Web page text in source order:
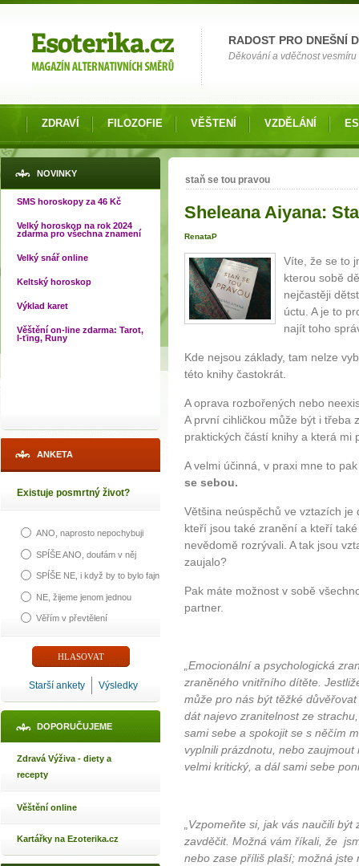
RADOST PRO DNEŠNÍ
Děkování a vděčnost
ZDRAVÍ FILOZOFIE VĚŠTENÍ VZDĚLÁNÍ
NOVINKY
SMS horoskopy za 46 Kč
Velký horoskop na rok 2024
zdarma pro všechna znamení
Velký snář online
Keltský horoskop
Výklad karet
Věštění on-line zdarma: Tarot,
I-ťing, Runy
ANKETA
Existuje posmrtný život?
ANO, naprosto nepochybuji
SPÍŠE ANO, doufám v něj
SPÍŠE NE, i když by to bylo fajn
NE, žijeme jenom jednou
Věřím v převtělení
Starší ankety Výsledky
DOPORUČUJEME
Zdravá Výživa - diety a
recepty
Věštění online
Kartářky na Ezoterika.cz
Jste zde
staň se tou pravou
Sheleana Aiyana:
RenataP
Víte, že se to
kterou sobě
nejčastěji
úctu. A je to
najít toho
Kde nejsou základy, tam nelze
této knihy častokrát.
A oprava rozbořených nebo
A první cihličkou může být i třeba
praktických částí knihy a která mi
A velmi účinná, v praxi mne to
se sebou.
Většina neúspěchů ve vztazích
kteří jsou také zranění a kteří
nevědomě rozrývali. A tak jsou
zaujalo?
Pak máte možnost v sobě
partner.
„Emocionální a psychologická
zraněného vnitřního dítěte.
může pro nás být těžké
dát najevo zranitelnost ze
sami sebe a spokojit se s něčím
vyplnili prázdnotu, nebo
velmi kritický, a dál sami sebe
„Vzpomeňte si, jak vás naučili
zavděčit. Možná vám říkali, že
nebo zase příliš plaší; možná jste